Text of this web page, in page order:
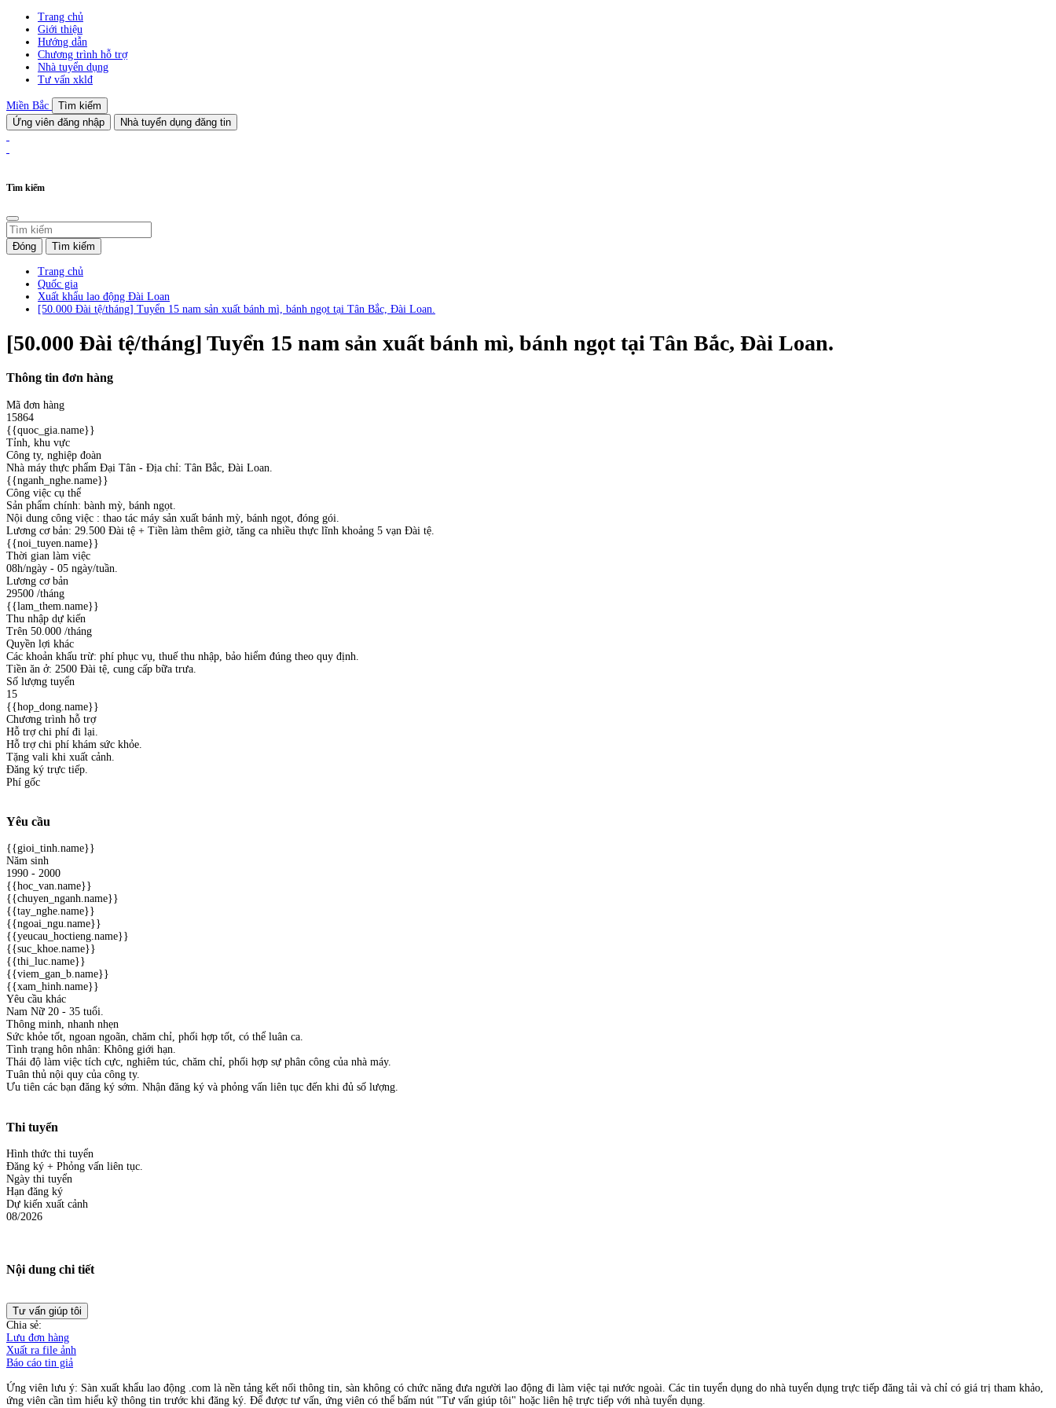
Trang chủ
Giới thiệu
Hướng dẫn
Chương trình hỗ trợ
Nhà tuyển dụng
Tư vấn xklđ
Miền Bắc
Tìm kiếm
Ứng viên đăng nhập
Nhà tuyển dụng đăng tin
Tìm kiếm
Đóng Tìm kiếm
Trang chủ
Quốc gia
Xuất khẩu lao động Đài Loan
[50.000 Đài tệ/tháng] Tuyển 15 nam sản xuất bánh mì, bánh ngọt tại Tân Bắc, Đài Loan.
[50.000 Đài tệ/tháng] Tuyển 15 nam sản xuất bánh mì, bánh ngọt tại Tân Bắc, Đài Loan.
Thông tin đơn hàng
Mã đơn hàng
15864
{{quoc_gia.name}}
Tỉnh, khu vực
Công ty, nghiệp đoàn
Nhà máy thực phẩm Đại Tân - Địa chỉ: Tân Bắc, Đài Loan.
{{nganh_nghe.name}}
Công việc cụ thể
Sản phẩm chính: bành mỳ, bánh ngọt.
Nội dung công việc : thao tác máy sản xuất bánh mỳ, bánh ngọt, đóng gói.
Lương cơ bản: 29.500 Đài tệ + Tiền làm thêm giờ, tăng ca nhiều thực lĩnh khoảng 5 vạn Đài tệ.
{{noi_tuyen.name}}
Thời gian làm việc
08h/ngày - 05 ngày/tuần.
Lương cơ bản
29500 /tháng
{{lam_them.name}}
Thu nhập dự kiến
Trên 50.000 /tháng
Quyền lợi khác
Các khoản khấu trừ: phí phục vụ, thuế thu nhập, bảo hiểm đúng theo quy định.
Tiền ăn ở: 2500 Đài tệ, cung cấp bữa trưa.
Số lượng tuyển
15
{{hop_dong.name}}
Chương trình hỗ trợ
Hỗ trợ chi phí đi lại.
Hỗ trợ chi phí khám sức khỏe.
Tặng vali khi xuất cảnh.
Đăng ký trực tiếp.
Phí gốc
Yêu cầu
{{gioi_tinh.name}}
Năm sinh
1990 - 2000
{{hoc_van.name}}
{{chuyen_nganh.name}}
{{tay_nghe.name}}
{{ngoai_ngu.name}}
{{yeucau_hoctieng.name}}
{{suc_khoe.name}}
{{thi_luc.name}}
{{viem_gan_b.name}}
{{xam_hinh.name}}
Yêu cầu khác
Nam Nữ 20 - 35 tuổi.
Thông minh, nhanh nhẹn
Sức khỏe tốt, ngoan ngoãn, chăm chỉ, phối hợp tốt, có thể luân ca.
Tình trạng hôn nhân: Không giới hạn.
Thái độ làm việc tích cực, nghiêm túc, chăm chỉ, phối hợp sự phân công của nhà máy.
Tuân thủ nội quy của công ty.
Ưu tiên các bạn đăng ký sớm. Nhận đăng ký và phỏng vấn liên tục đến khi đủ số lượng.
Thi tuyển
Hình thức thi tuyển
Đăng ký + Phỏng vấn liên tục.
Ngày thi tuyển
Hạn đăng ký
Dự kiến xuất cảnh
08/2026
Nội dung chi tiết
Tư vấn giúp tôi
Chia sẻ:
Lưu đơn hàng
Xuất ra file ảnh
Báo cáo tin giả
Ứng viên lưu ý: Sàn xuất khẩu lao động .com là nền tảng kết nối thông tin, sàn không có chức năng đưa người lao động đi làm việc tại nước ngoài. Các tin tuyển dụng do nhà tuyển dụng trực tiếp đăng tải và chỉ có giá trị tham khảo,
ứng viên cần tìm hiểu kỹ thông tin trước khi đăng ký. Để được tư vấn, ứng viên có thể bấm nút "Tư vấn giúp tôi" hoặc liên hệ trực tiếp với nhà tuyển dụng.